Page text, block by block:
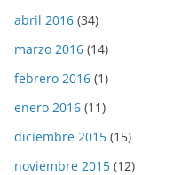
abril 2016 (34)
marzo 2016 (14)
febrero 2016 (1)
enero 2016 (11)
diciembre 2015 (15)
noviembre 2015 (12)